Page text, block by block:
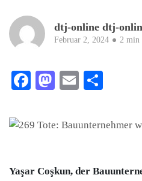
dtj-online dtj-
Februar 2, 2024 2 min
Facebook
Mastodon
Email
Yaşar Coşkun, der